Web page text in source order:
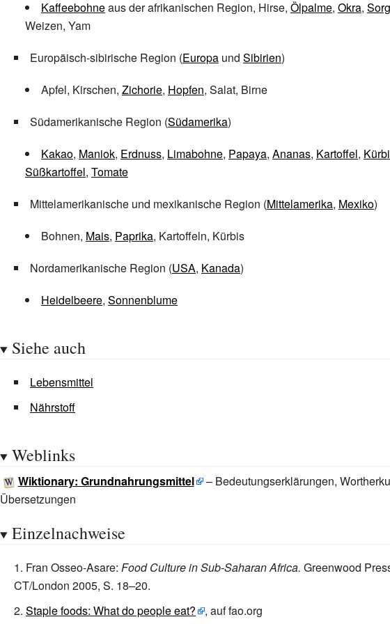
Kaffeebohneaus der afrikanischen Region, Hirse, Ölpalme, Okra,
Weizen, Yam
Europäisch-sibirische Region (Europa und Sibirien)
Apfel, Kirschen, Zichorie, Hopfen, Salat, Birne
Südamerikanische Region (Südamerika)
Kakao, Maniok, Erdnuss, Limabohne, Papaya, Ananas, Kartoffel,
Süßkartoffel, Tomate
Mittelamerikanische und mexikanische Region (Mittelamerika, Mexiko)
Bohnen, Mais, Paprika, Kartoffeln, Kürbis
Nordamerikanische Region (USA, Kanada)
Heidelbeere, Sonnenblume
Siehe auch
Lebensmittel
Nährstoff
Weblinks
Wiktionary: Grundnahrungsmittel
– Bedeutungserklärungen,
Übersetzungen
Einzelnachweise
Fran Osseo-Asare: Food Culture in Sub-Saharan Africa. Greenwood
CT/London 2005, S. 18–20.
Staple foods: What do people eat?
, auf fao.org